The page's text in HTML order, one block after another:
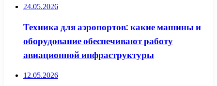
24.05.2026
Техника для аэропортов: какие машины и
оборудование обеспечивают работу
авиационной инфраструктуры
12.05.2026